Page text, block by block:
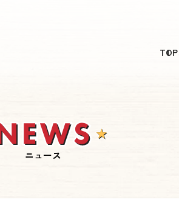
TOP
한국어
ニュース